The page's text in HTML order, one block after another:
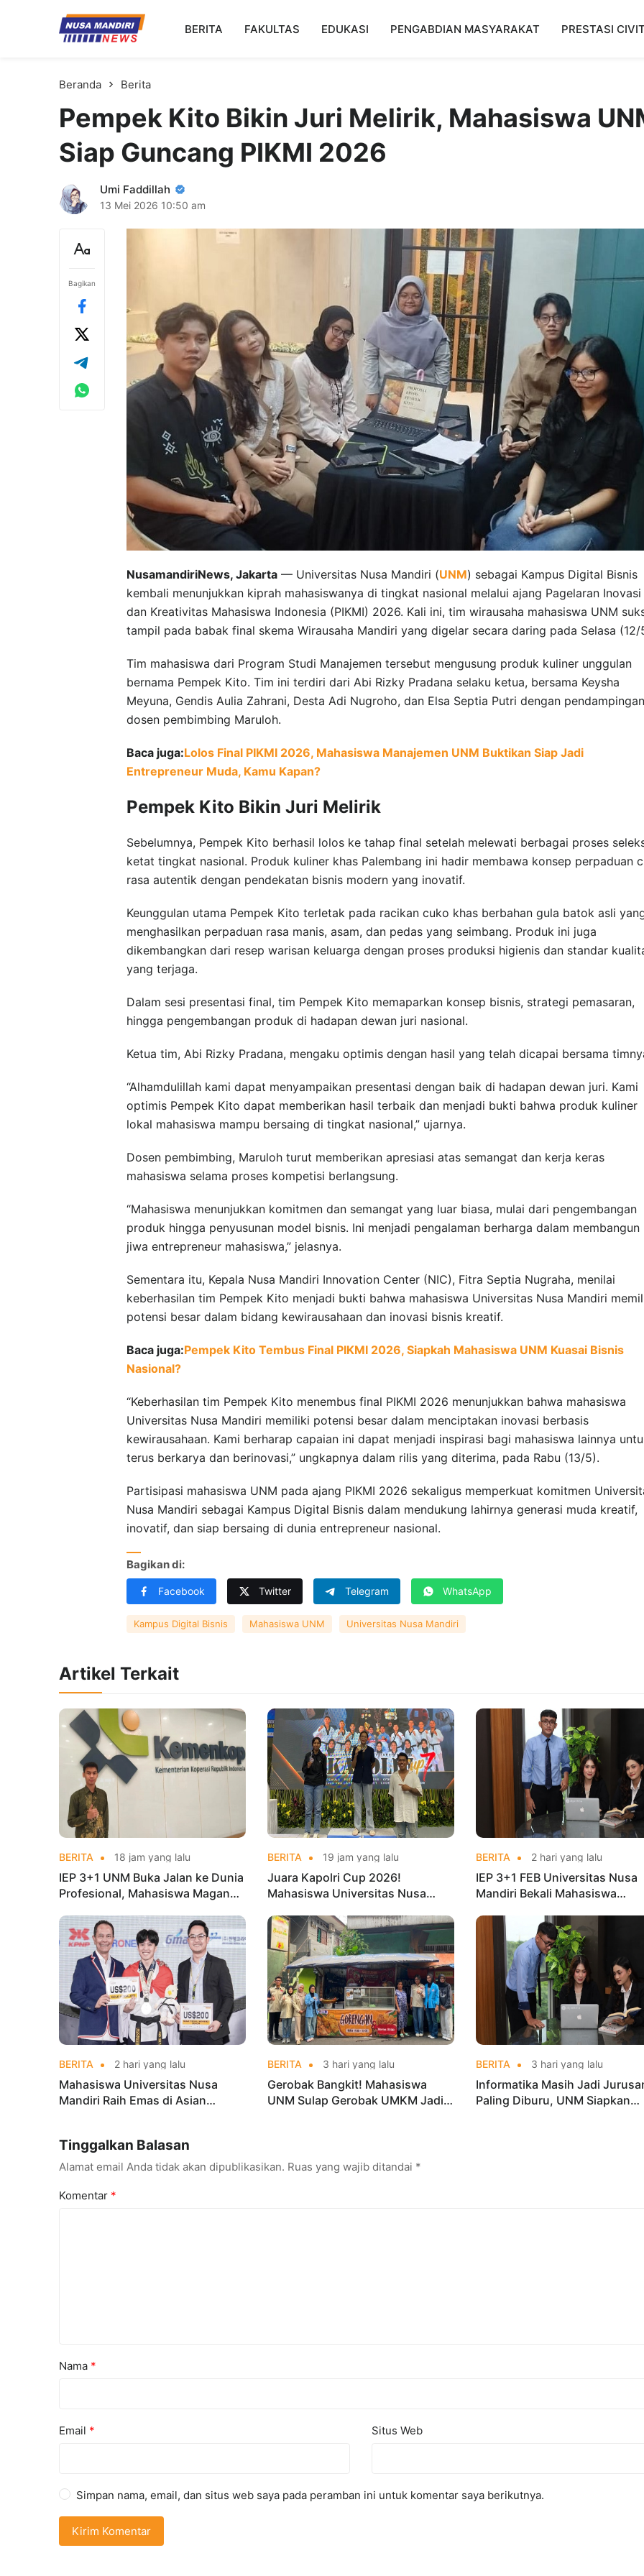
Kampus Digital Bisnis
Universitas Nusa Mandiri
BERITA FAKULTAS EDUKASI PENGABDIAN MASYARAKAT PRESTASI
Beranda Berita
Pempek Kito Bikin Juri Melirik, Mahasiswa
Siap Guncang PIKMI 2026
Umi Faddillah
13 Mei 2026 10:50 am
Bagikan
NusamandiriNews, Jakarta — Universitas Nusa Mandiri (UNM) sebagai Kampus Digital Bisnis
kembali menunjukkan kiprah mahasiswanya di tingkat nasional melalui ajang Pagelaran Inovasi
dan Kreativitas Mahasiswa Indonesia (PIKMI) 2026. Kali ini, tim wirausaha mahasiswa UNM
tampil pada babak final skema Wirausaha Mandiri yang digelar secara daring pada Selasa (12/
Tim mahasiswa dari Program Studi Manajemen tersebut mengusung produk kuliner unggulan
bernama Pempek Kito. Tim ini terdiri dari Abi Rizky Pradana selaku ketua, bersama Keysha
Meyuna, Gendis Aulia Zahrani, Desta Adi Nugroho, dan Elsa Septia Putri dengan pendampingan
dosen pembimbing Maruloh.
Baca juga:Lolos Final PIKMI 2026, Mahasiswa Manajemen UNM Buktikan Siap Jadi
Entrepreneur Muda, Kamu Kapan?
Pempek Kito Bikin Juri Melirik
Sebelumnya, Pempek Kito berhasil lolos ke tahap final setelah melewati berbagai proses
ketat tingkat nasional. Produk kuliner khas Palembang ini hadir membawa konsep perpaduan
rasa autentik dengan pendekatan bisnis modern yang inovatif.
Keunggulan utama Pempek Kito terletak pada racikan cuko khas berbahan gula batok asli
menghasilkan perpaduan rasa manis, asam, dan pedas yang seimbang. Produk ini juga
dikembangkan dari resep warisan keluarga dengan proses produksi higienis dan standar
yang terjaga.
Dalam sesi presentasi final, tim Pempek Kito memaparkan konsep bisnis, strategi pemasaran,
hingga pengembangan produk di hadapan dewan juri nasional.
Ketua tim, Abi Rizky Pradana, mengaku optimis dengan hasil yang telah dicapai bersama
“Alhamdulillah kami dapat menyampaikan presentasi dengan baik di hadapan dewan juri. Kami
optimis Pempek Kito dapat memberikan hasil terbaik dan menjadi bukti bahwa produk kuliner
lokal mahasiswa mampu bersaing di tingkat nasional,” ujarnya.
Dosen pembimbing, Maruloh turut memberikan apresiasi atas semangat dan kerja keras
mahasiswa selama proses kompetisi berlangsung.
“Mahasiswa menunjukkan komitmen dan semangat yang luar biasa, mulai dari pengembangan
produk hingga penyusunan model bisnis. Ini menjadi pengalaman berharga dalam membangun
jiwa entrepreneur mahasiswa,” jelasnya.
Sementara itu, Kepala Nusa Mandiri Innovation Center (NIC), Fitra Septia Nugraha, menilai
keberhasilan tim Pempek Kito menjadi bukti bahwa mahasiswa Universitas Nusa Mandiri
potensi besar dalam bidang kewirausahaan dan inovasi bisnis kreatif.
Baca juga:Pempek Kito Tembus Final PIKMI 2026, Siapkah Mahasiswa UNM Kuasai Bisnis
Nasional?
“Keberhasilan tim Pempek Kito menembus final PIKMI 2026 menunjukkan bahwa mahasiswa
Universitas Nusa Mandiri memiliki potensi besar dalam menciptakan inovasi berbasis
kewirausahaan. Kami berharap capaian ini dapat menjadi inspirasi bagi mahasiswa lainnya
terus berkarya dan berinovasi,” ungkapnya dalam rilis yang diterima, pada Rabu (13/5).
Partisipasi mahasiswa UNM pada ajang PIKMI 2026 sekaligus memperkuat komitmen
Nusa Mandiri sebagai Kampus Digital Bisnis dalam mendukung lahirnya generasi muda kreatif,
inovatif, dan siap bersaing di dunia entrepreneur nasional.
Bagikan di:
Facebook Twitter Telegram WhatsApp
Kampus Digital Bisnis Mahasiswa UNM Universitas Nusa Mandiri
Artikel Terkait
BERITA 18 jam yang lalu
IEP 3+1 UNM Buka Jalan ke Dunia
Profesional, Mahasiswa Magang
BERITA 19 jam yang lalu
Juara Kapolri Cup 2026!
Mahasiswa Universitas Nusa
di Kejurnas Taekwondo
BERITA 2 hari yang lalu
IEP 3+1 FEB Universitas Nusa
Mandiri Bekali Mahasiswa
BERITA 2 hari yang lalu
Mahasiswa Universitas Nusa
Mandiri Raih Emas di Asian
BERITA 3 hari yang lalu
Gerobak Bangkit! Mahasiswa
UNM Sulap Gerobak UMKM Jadi
BERITA 3 hari yang lalu
Informatika Masih Jadi
Paling Diburu, UNM Siapkan
Tinggalkan Balasan
Alamat email Anda tidak akan dipublikasikan. Ruas yang wajib ditandai *
Komentar *
Nama *
Email * Situs Web
Simpan nama, email, dan situs web saya pada peramban ini untuk komentar saya berikutnya.